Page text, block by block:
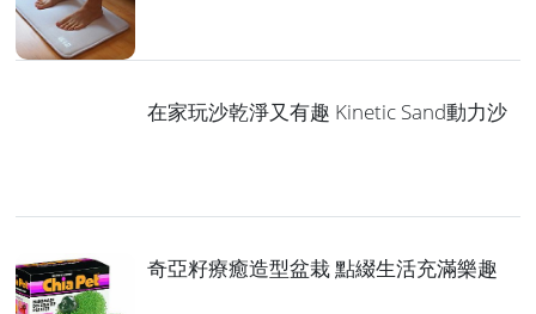
在家玩沙乾淨又有趣 Kinetic Sand動力沙
奇亞籽療癒造型盆栽 點綴生活充滿樂趣